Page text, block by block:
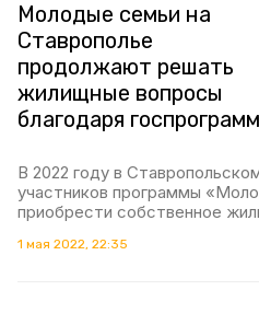
Молодые семьи на
Ставрополье
продолжают решать
жилищные вопросы
благодаря
В 2022 году в
участников программы
приобрести собственное
1 мая 2022, 22:35